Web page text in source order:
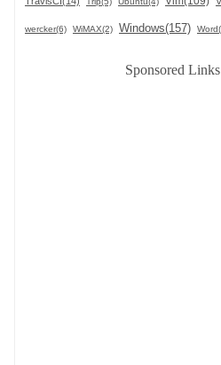
wercker(6) WiMAX(2) Windows(157)
Sponsored Links